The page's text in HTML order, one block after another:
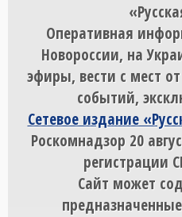
Оперативная
Новороссии, на
эфиры, вести с мест
событий,
Сетевое издание
Роскомнадзор 20
регистрации
Сайт может